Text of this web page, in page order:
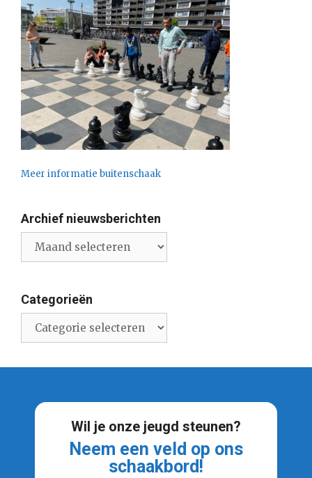
Meer informatie buitenschaak
Archief nieuwsberichten
nieuwsberichten
Categorieën
Wil je onze jeugd steunen?
Neem een veld op ons
schaakbord!